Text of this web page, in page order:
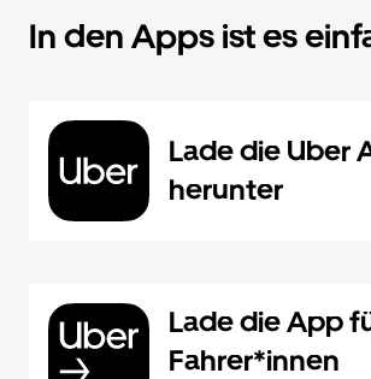
In den Apps ist es
Lade die Uber
herunter
Lade die App
Fahrer*innen